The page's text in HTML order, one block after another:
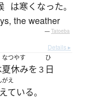
は寒く なった。
the weather
— Tatoeba
Details ▸
なつやす
夏休みを ３
ひ
日
がえ
ている。